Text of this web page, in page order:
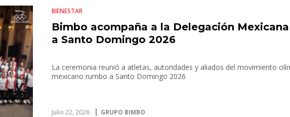
BIENESTAR
Bimbo acompaña a la Delegación
a Santo Domingo 2026
La ceremonia reunió a atletas, autoridades y aliados del movimiento
mexicano rumbo a Santo Domingo 2026
Julio 22, 2026 GRUPO BIMBO